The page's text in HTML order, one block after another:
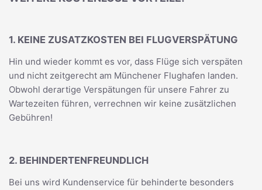
1. KEINE ZUSATZKOSTEN BEI FLUGVERSPÄTUNG
Hin und wieder kommt es vor, dass Flüge sich verspäten
und nicht zeitgerecht am Münchener Flughafen landen.
Obwohl derartige Verspätungen für unsere Fahrer zu
Wartezeiten führen, verrechnen wir keine zusätzlichen
Gebühren!
2. BEHINDERTENFREUNDLICH
Bei uns wird Kundenservice für behinderte besonders